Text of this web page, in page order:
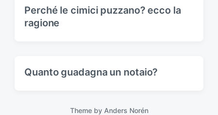
Perché le cimici puzzano? ecco la
ragione
Quanto guadagna un notaio?
Theme by Anders Norén